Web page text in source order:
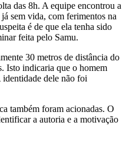
das 8h. A equipe encontrou a
sem vida, com ferimentos na
é de que ela tenha sido
feita pelo Samu.
30 metros de distância do
Isto indicaria que o homem
dele não foi
também foram acionadas. O
a autoria e a motivação